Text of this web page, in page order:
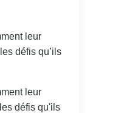
leur
défis qu’ils
leur
défis qu'ils